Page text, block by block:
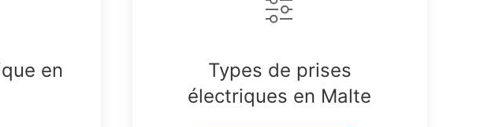
en
Types de prises
électriques en Malte